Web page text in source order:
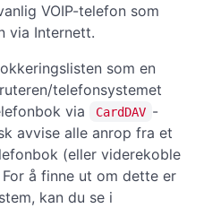
VOIP-telefon som
via Internett.
som en
telefonsystemet
via
CardDAV -
avvise alle anrop fra et
(eller viderekoble
å finne ut om dette er
kan du se i